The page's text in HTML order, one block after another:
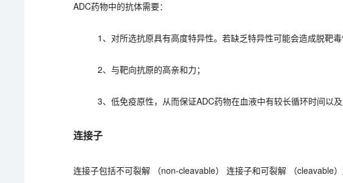
ADC药物中的抗体需要：
1、对所选抗原具有高度特异性。若缺乏特异性可能会造成脱靶毒
2、与靶向抗原的高亲和力；
3、低免疫原性，从而保证ADC药物在血液中有较长循环时间以及
连接子
连接子包括不可裂解 （non-cleavable） 连接子和可裂解 （cleavable